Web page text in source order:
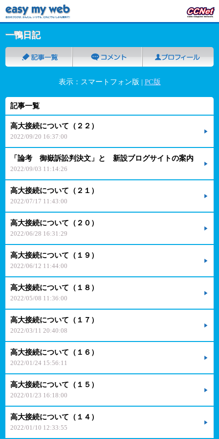
一鴨日記
表示：スマートフォン版 | PC版
記事一覧
高大接続について（２２）
2022/09/20 16:37:00
「論考 御嶽訴訟判決文」と 新設ブログサイトの案内
2022/09/03 11:14:26
高大接続について（２１）
2022/07/17 11:43:00
高大接続について（２０）
2022/06/28 16:31:29
高大接続について（１９）
2022/06/12 11:44:00
高大接続について（１８）
2022/05/08 11:36:00
高大接続について（１７）
2022/03/11 20:40:08
高大接続について（１６）
2022/01/24 15:56:11
高大接続について（１５）
2022/01/23 16:18:00
高大接続について（１４）
2022/01/10 12:33:55